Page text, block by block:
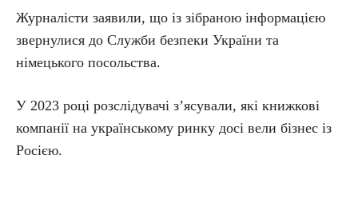
Журналісти заявили, що із зібраною інформацією
звернулися до Служби безпеки України та
німецького посольства.
У 2023 році розслідувачі з’ясували, які книжкові
компанії на українському ринку досі вели бізнес із
Росією.